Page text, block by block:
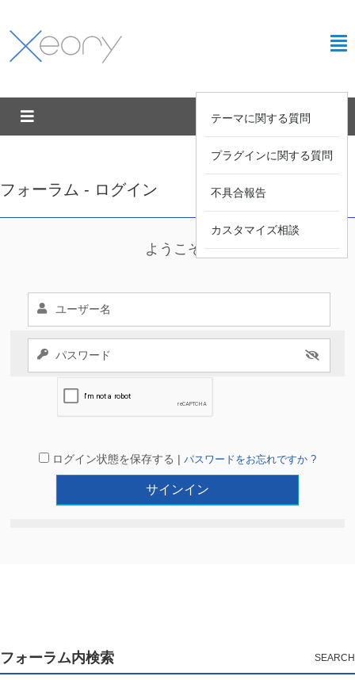
テーマに関する質問
プラグインに関する質問
不具合報告
カスタマイズ相談
フォーラム - ログイン
ようこそ !
ログイン状態を保存する | パスワードをお忘れですか ?
フォーラム内検索